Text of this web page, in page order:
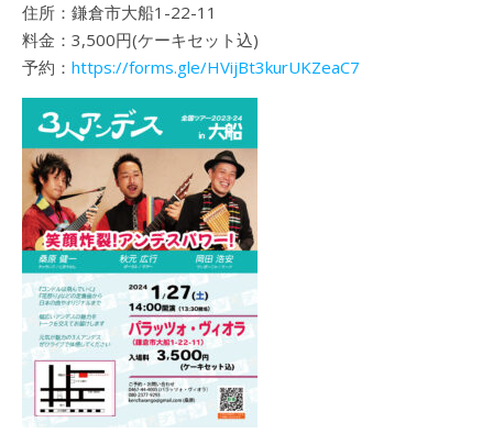
住所：鎌倉市大船1-22-11
料金：3,500円(ケーキセット込)
予約： https://forms.gle/HVijBt3kurUKZeaC7